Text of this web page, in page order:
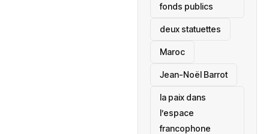
fonds publics
deux statuettes
Maroc
Jean-Noël Barrot
la paix dans
l’espace
francophone